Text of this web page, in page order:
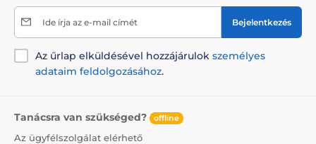
A termék hátrányai:
Reedog kutyafekhely
Ide írja az e-mail címét Bejelentkezés
Az űrlap elküldésével hozzájárulok személyes
adataim feldolgozásához.
Tanácsra van szükséged? offline
Az ügyfélszolgálat elérhető